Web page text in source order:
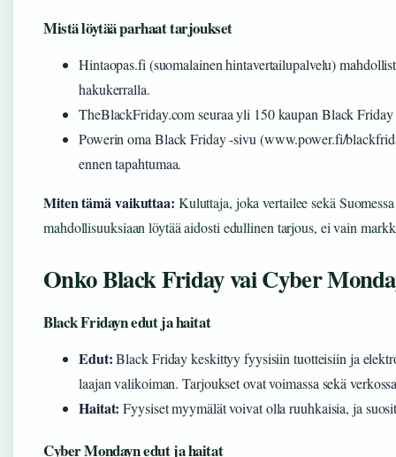
Mistä löytää parhaat tarjoukset
Hintaopas.fi (suomalainen hintavertailupalvelu)
hakukerralla.
TheBlackFriday.com seuraa yli 150 kaupan Black
Powerin oma Black Friday -sivu (www.power.fi/
ennen tapahtumaa.
Miten tämä vaikuttaa: Kuluttaja, joka vertailee sekä
mahdollisuuksiaan löytää aidosti edullinen tarjous, ei vain
Onko Black Friday vai Cyber
Black Fridayn edut ja haitat
Edut:Black Friday keskittyy fyysisiin tuotteisiin ja
laajan valikoiman. Tarjoukset ovat voimassa sekä
Haitat: Fyysiset myymälät voivat olla ruuhkaisia, ja
Cyber Mondayn edut ja haitat